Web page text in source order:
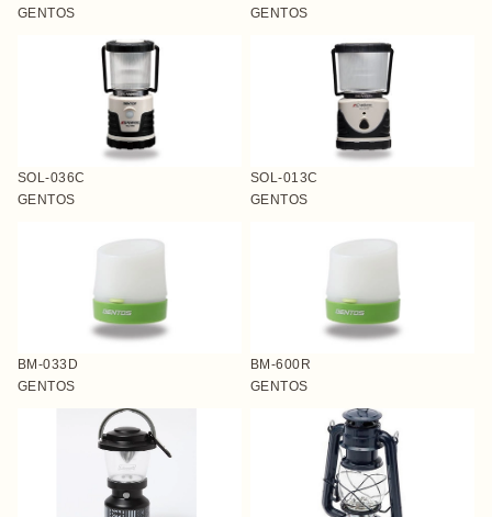
GENTOS
GENTOS
SOL-036C
GENTOS
SOL-013C
GENTOS
BM-033D
GENTOS
BM-600R
GENTOS